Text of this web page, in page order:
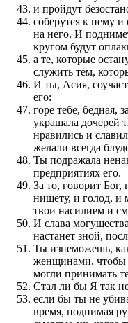
и пройдут
соберутся к нему и
на него. И
кругом будут
а те, которые
служить тем,
И ты, Асия,
его:
горе тебе, бедная,
украшала дочерей
нравились и
желали всегда
Ты подражала
предприятиях его.
За то, говорит Бог,
нищету, и голод, и
твои насилием и
И слава
настанет зной,
Ты изнеможешь,
женщинами, чтобы
могли принимать
Стал ли бы Я так
если бы ты не
время, поднимая